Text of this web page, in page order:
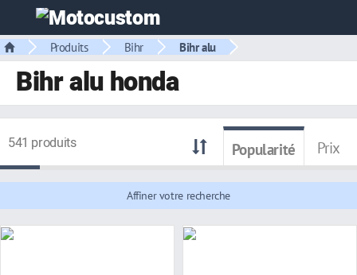
Produits Bihr Bihr alu
Bihr alu honda
541 produits Popularité Prix
Affiner votre recherche